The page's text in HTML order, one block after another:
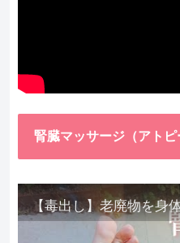
腎臓マッサージ（アトピ